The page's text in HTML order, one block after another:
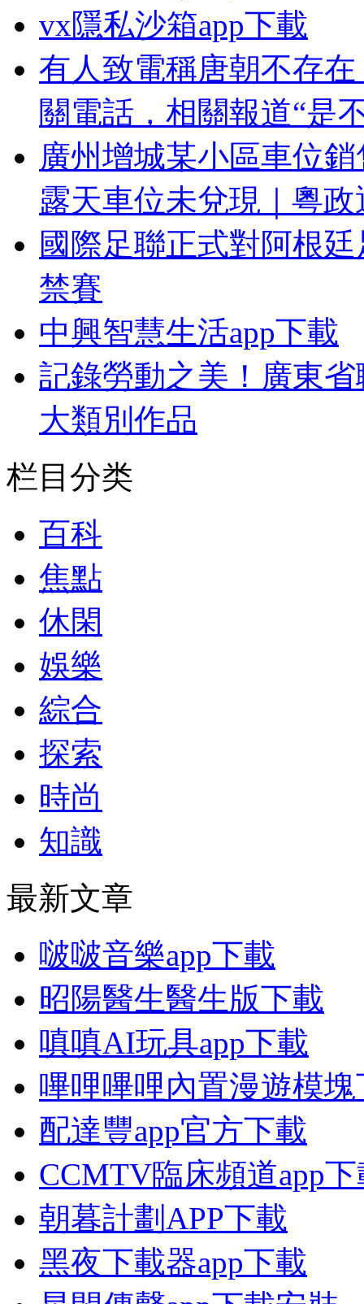
vx隱私沙箱app下載
有人致電稱唐朝不存
關電話，相關報道“是
廣州增城某小區車位
露天車位未兌現｜粵政
國際足聯正式對阿根
禁賽
中興智慧生活app下載
記錄勞動之美！廣東
大類別作品
栏目分类
百科
焦點
休閑
娛樂
綜合
探索
時尚
知識
最新文章
啵啵音樂app下載
昭陽醫生醫生版下載
嗔嗔AI玩具app下載
嗶哩嗶哩內置漫遊模
配達豐app官方下載
CCMTV臨床頻道app
朝暮計劃APP下載
黑夜下載器app下載